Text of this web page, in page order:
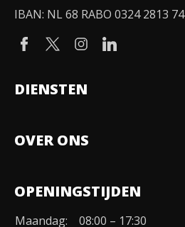
IBAN: NL 68 RABO 0324 2813 74
DIENSTEN
OVER ONS
Organisatie
OPENINGSTIJDEN
Maandag: 08:00 – 17:30